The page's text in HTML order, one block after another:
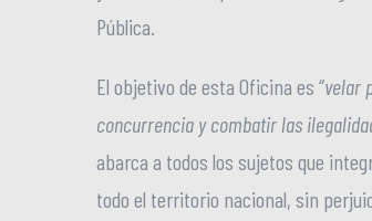
Pública.
El objetivo de esta Oficina es “velar
concurrencia y combatir las
abarca a todos los sujetos que
todo el territorio nacional, sin